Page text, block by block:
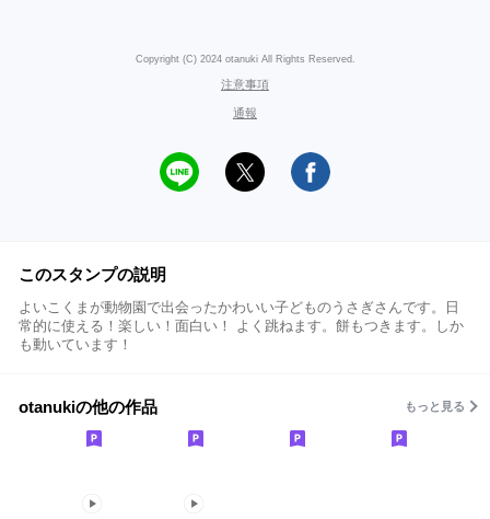
Copyright (C) 2024 otanuki All Rights Reserved.
注意事項
通報
このスタンプの説明
よいこくまが動物園で出会ったかわいい子どものうさぎさんです。日
常的に使える！楽しい！面白い！ よく跳ねます。餅もつきます。しか
も動いています！
otanukiの他の作品 もっと見る